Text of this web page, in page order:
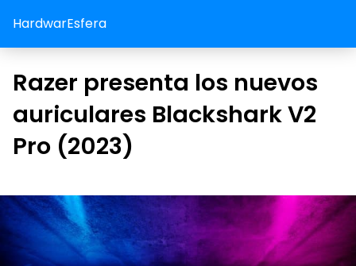
HardwarEsfera
Razer presenta los nuevos
auriculares Blackshark V2
Pro (2023)